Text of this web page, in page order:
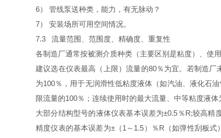
6） 管线泵送种类，能力，有无脉动？
7） 安装场所可用空间情况。
7.3 流量范围、范围度、精确度、重复性
各制造厂通常按被测介质种类（主要区别是粘度）、使
建议选在仪表最高（上限）流量的80％为宜。若制造厂
为100％，用于无润滑性低粘度液体（如汽油、液化石
限流量的100％；连续使用时的最大流量、中等粘度液体
大部分结构型号的液体仪表基本误差为±0.5 ％R;较高精
精度仪表的基本误差为±（1 ～ 1.5）％R （如弹性刮板